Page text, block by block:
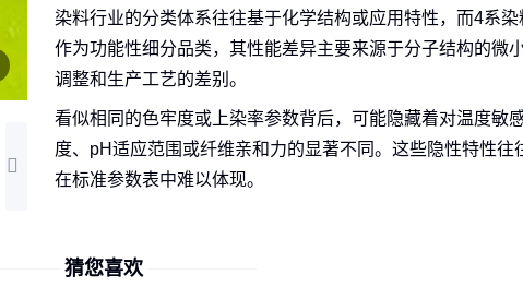
染料行业的分类体系往往基于化学结构或应用特性，而4系染
作为功能性细分品类，其性能差异主要来源于分子结构的微
调整和生产工艺的差别。
看似相同的色牢度或上染率参数背后，可能隐藏着对温度敏
度、pH适应范围或纤维亲和力的显著不同。这些隐性特性往
在标准参数表中难以体现。
基础化学结构的官能团差异
猜您喜欢